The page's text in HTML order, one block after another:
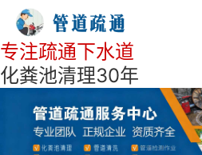
专注疏通下水道
化粪池清理30年